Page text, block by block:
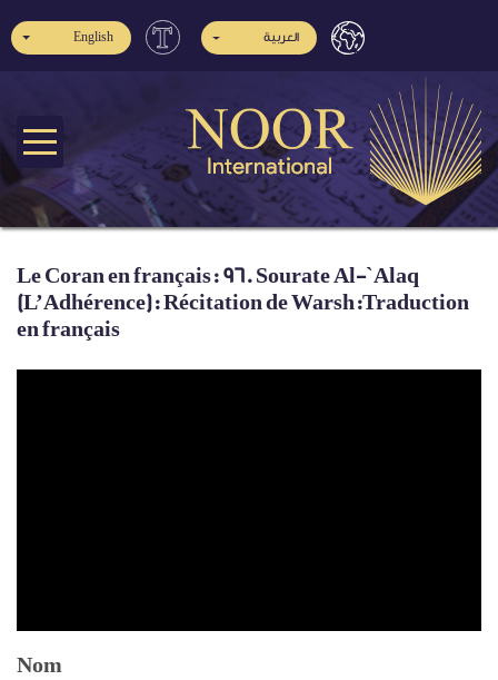
العربية English
Le Coran en français: 96. Sourate Al-`Alaq
(L’Adhérence): Récitation de Warsh:Traduction
en français
Nom